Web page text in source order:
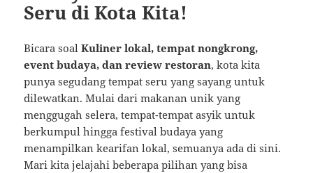
Seru di Kota Kita!
Bicara soalKuliner lokal, tempat nongkrong,
event budaya, dan review restoran, kota kita
punya segudang tempat seru yang sayang untuk
dilewatkan. Mulai dari makanan unik yang
menggugah selera, tempat-tempat asyik untuk
berkumpul hingga festival budaya yang
menampilkan kearifan lokal, semuanya ada di sini.
Mari kita jelajahi beberapa pilihan yang bisa